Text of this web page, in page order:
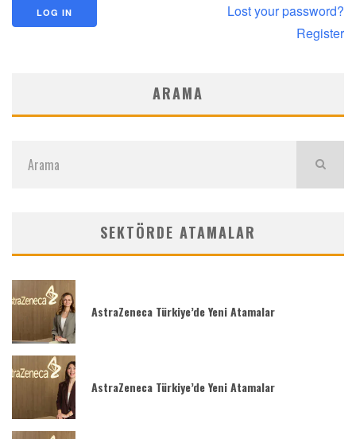
Lost your password?
Register
ARAMA
SEKTÖRDE ATAMALAR
AstraZeneca Türkiye’de Yeni Atamalar
AstraZeneca Türkiye’de Yeni Atamalar